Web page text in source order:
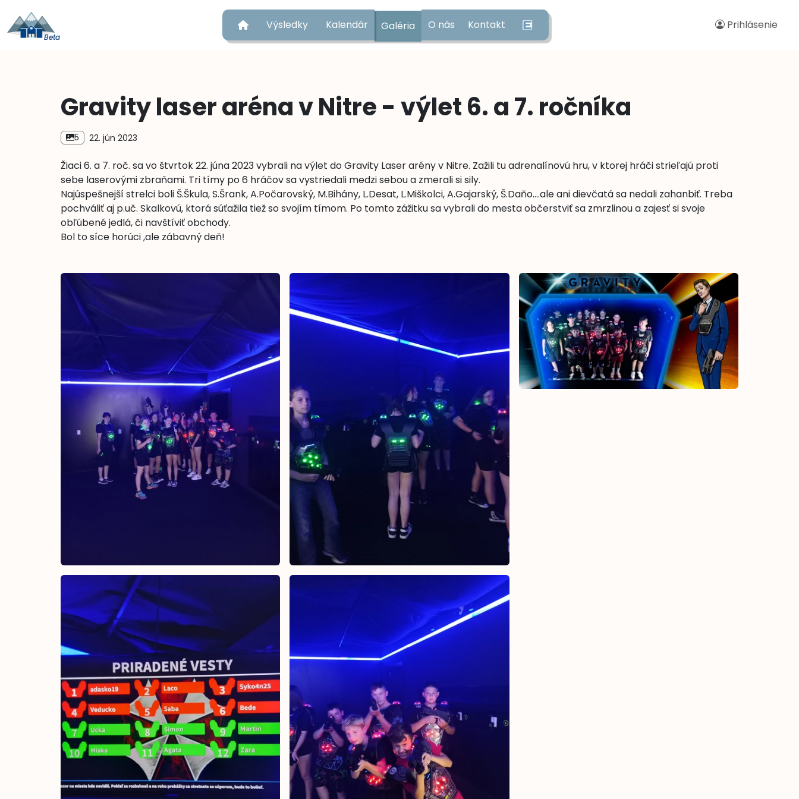
HomeVýsledky Kalendár Galéria O nás Kontakt Edupage Prihlásenie
Gravity laser aréna v Nitre - výlet 6. a 7. ročníka
5 22. jún 2023
Žiaci 6. a 7. roč. sa vo štvrtok 22. júna 2023 vybrali na výlet do Gravity Laser arény v Nitre. Zažili tu adrenalínovú hru, v ktorej hráči strieľajú proti
sebe laserovými zbraňami. Tri tímy po 6 hráčov sa vystriedali medzi sebou a zmerali si sily.
Najúspešnejší strelci boli Š.Škula, S.Šrank, A.Počarovský, M.Bihány, L.Desat, L.Miškolci, A.Gajarský, Š.Daňo....ale ani dievčatá sa nedali zahanbiť. Treba
pochváliť aj p.uč. Skalkovú, ktorá súťažila tiež so svojím tímom. Po tomto zážitku sa vybrali do mesta občerstviť sa zmrzlinou a zajesť si svoje
obľúbené jedlá, či navštíviť obchody.
Bol to síce horúci ,ale zábavný deň!